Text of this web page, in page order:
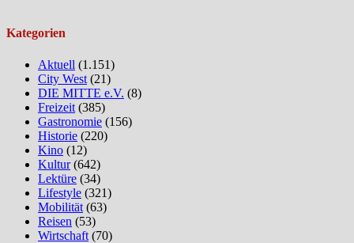
Kategorien
Aktuell (1.151)
City West (21)
DIE MITTE e.V. (8)
Freizeit (385)
Gastronomie (156)
Historie (220)
Kino (12)
Kultur(642)
Lektüre (34)
Lifestyle (321)
Mobilität (63)
Reisen (53)
Wirtschaft (70)